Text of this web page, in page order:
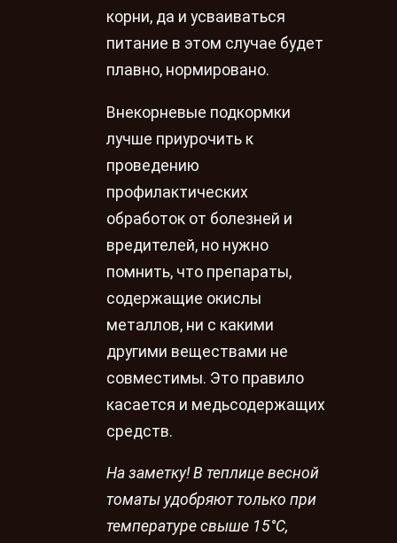
корни, да и усваиваться
питание в этом случае будет
плавно, нормировано.
Внекорневые подкормки
лучше приурочить к
проведению
профилактических
обработок от болезней и
вредителей, но нужно
помнить, что препараты,
содержащие окислы
металлов, ни с какими
другими веществами не
совместимы. Это правило
касается и медьсодержащих
средств.
На заметку! В теплице весной
томаты удобряют только при
температуре свыше 15°C,